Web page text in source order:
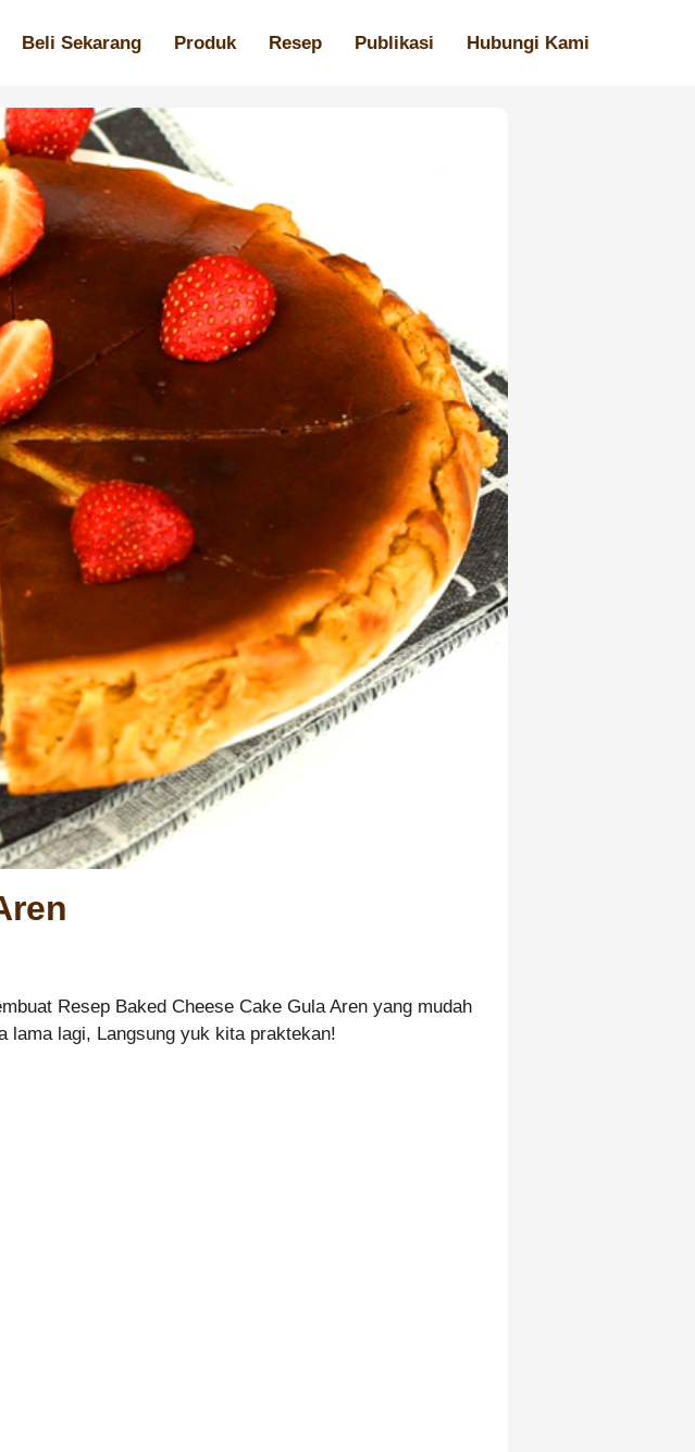
Beli Sekarang Produk Resep Publikasi Hubungi Kami
Resep Baked Cheese Cake Gula Aren yang mudah
lama lagi, Langsung yuk kita praktekan!